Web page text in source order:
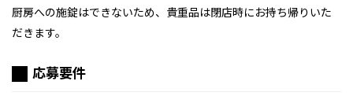
厨房への施錠はできないため、貴重品は閉店時にお持ち帰りいた
だきます。
応募要件